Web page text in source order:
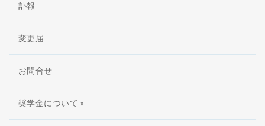
訃報
変更届
お問合せ
奨学金について »